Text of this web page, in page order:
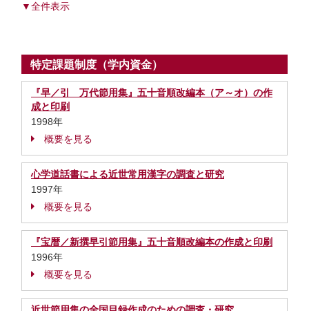
▼全件表示
特定課題制度（学内資金）
『早／引 万代節用集』五十音順改編本（ア～オ）の作
成と印刷
1998年
概要を見る
心学道話書による近世常用漢字の調査と研究
1997年
概要を見る
『宝暦／新撰早引節用集』五十音順改編本の作成と印刷
1996年
概要を見る